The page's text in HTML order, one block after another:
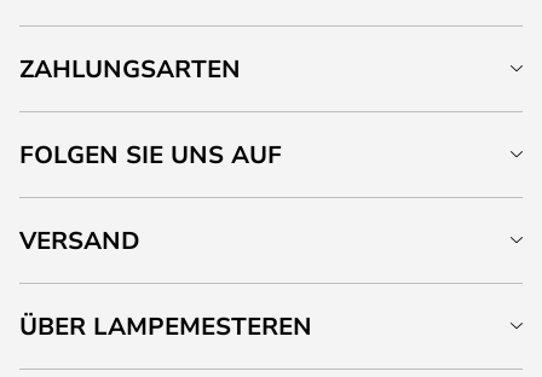
ZAHLUNGSARTEN
FOLGEN SIE UNS AUF
VERSAND
ÜBER LAMPEMESTEREN